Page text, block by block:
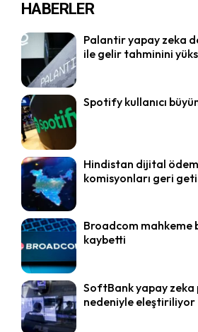
HABERLER
Palantir yapay zeka
ile gelir tahminini
Spotify kullanıcı
Hindistan dijital
komisyonları geri
Broadcom mahkeme
kaybetti
SoftBank yapay zeka
nedeniyle eleştiriliyor